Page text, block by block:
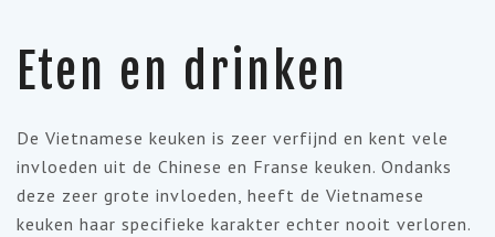
Eten en drinken
De Vietnamese keuken is zeer verfijnd en kent vele
invloeden uit de Chinese en Franse keuken. Ondanks
deze zeer grote invloeden, heeft de Vietnamese
keuken haar specifieke karakter echter nooit verloren.